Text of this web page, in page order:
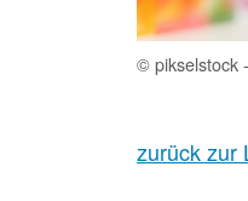
© pikselstock
zurück zur